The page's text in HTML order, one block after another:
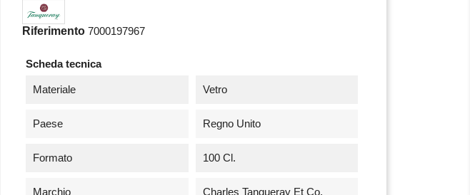
Riferimento 7000197967
Scheda tecnica
Materiale Vetro
Paese Regno Unito
Formato 100 Cl.
Marchio Charles Tanqueray Et Co.